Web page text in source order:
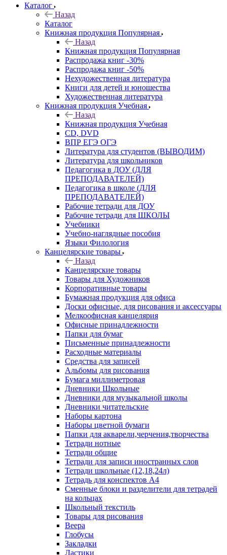
Каталог
Назад
Каталог
Книжная продукция Популярная
Назад
Книжная продукция Популярная
Распродажа книг -30%
Распродажа книг -50%
Нехудожественная литература
Книги для детей и юношества
Художественная литература
Книжная продукция Учебная
Назад
Книжная продукция Учебная
CD, DVD
ВПР ЕГЭ ОГЭ
Литература для студентов (ВЫВОДИМ)
Литература для школьников
Педагогика в ДОУ (ДЛЯ
ПРЕПОДАВАТЕЛЕЙ)
Педагогика в школе (ДЛЯ
ПРЕПОДАВАТЕЛЕЙ)
Рабочие тетради для ДОУ
Рабочие тетради для ШКОЛЫ
Учебники
Учебно-наглядные пособия
Языки Филология
Канцелярские товары
Назад
Канцелярские товары
Товары для Художников
Корпоративные товары
Бумажная продукция для офиса
Доски офисные, для рисования и аксессуары
Мелкоофисная канцелярия
Офисные принадлежности
Папки для бумаг
Письменные принадлежности
Расходные материалы
Средства для записей
Альбомы для рисования
Бумага миллиметровая
Дневники Школьные
Дневники для музыкальной школы
Дневники читательские
Наборы картона
Наборы цветной бумаги
Папки для акварели,черчения,творчества
Тетради нотные
Тетради общие
Тетради для записи иностранных слов
Тетради школьные (12,18,24л)
Тетрадь для конспектов А4
Сменные блоки и разделители для тетрадей
на кольцах
Школьный текстиль
Товары для рисования
Веера
Глобусы
Закладки
Ластики